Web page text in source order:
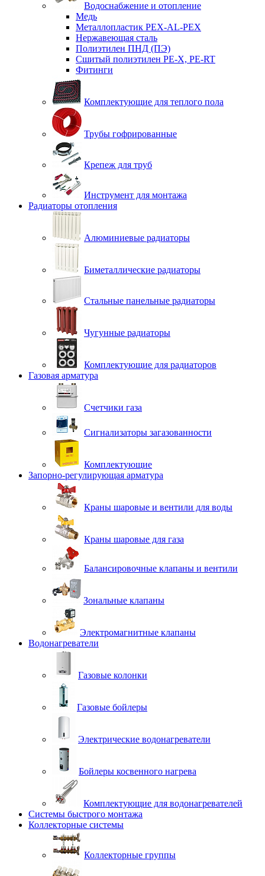
Водоснабжение и отопление
Медь
Металлопластик PEX-AL-PEX
Нержавеющая сталь
Полиэтилен ПНД (ПЭ)
Сшитый полиэтилен PE-X, PE-RT
Фитинги
Комплектующие для теплого пола
Трубы гофрированные
Крепеж для труб
Инструмент для монтажа
Радиаторы отопления
Алюминиевые радиаторы
Биметаллические радиаторы
Стальные панельные радиаторы
Чугунные радиаторы
Комплектующие для радиаторов
Газовая арматура
Счетчики газа
Сигнализаторы загазованности
Комплектующие
Запорно-регулирующая арматура
Краны шаровые и вентили для воды
Краны шаровые для газа
Балансировочные клапаны и вентили
Зональные клапаны
Электромагнитные клапаны
Водонагреватели
Газовые колонки
Газовые бойлеры
Электрические водонагреватели
Бойлеры косвенного нагрева
Комплектующие для водонагревателей
Системы быстрого монтажа
Коллекторные системы
Коллекторные группы